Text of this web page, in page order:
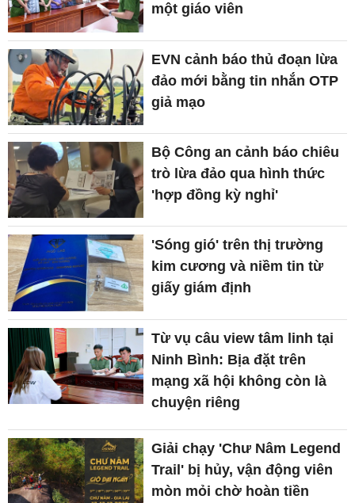
một giáo viên
EVN cảnh báo thủ đoạn lừa
đảo mới bằng tin nhắn OTP
giả mạo
Bộ Công an cảnh báo chiêu
trò lừa đảo qua hình thức
'hợp đồng kỳ nghỉ'
'Sóng gió' trên thị trường
kim cương và niềm tin từ
giấy giám định
Từ vụ câu view tâm linh tại
Ninh Bình: Bịa đặt trên
mạng xã hội không còn là
chuyện riêng
Giải chạy 'Chư Nâm Legend
Trail' bị hủy, vận động viên
mòn mỏi chờ hoàn tiền